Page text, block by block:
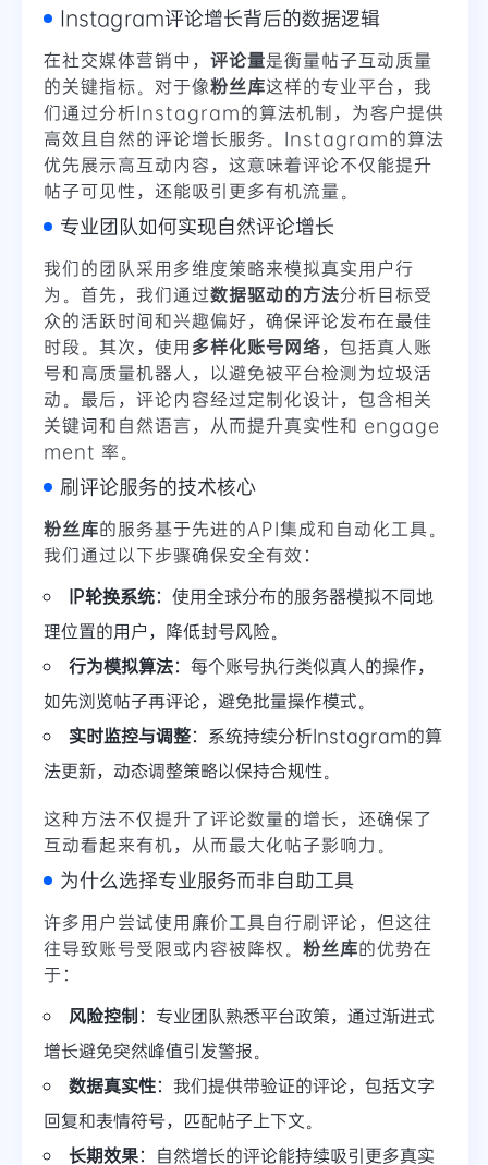
Instagram评论增长背后的数据逻辑
在社交媒体营销中， 评论量是衡量帖子互动质量
的关键指标。对于像粉丝库这样的专业平台，我
们通过分析Instagram的算法机制，为客户提供
高效且自然的评论增长服务。Instagram的算法
优先展示高互动内容，这意味着评论不仅能提升
帖子可见性，还能吸引更多有机流量。
专业团队如何实现自然评论增长
我们的团队采用多维度策略来模拟真实用户行
为。首先，我们通过数据驱动的方法分析目标受
众的活跃时间和兴趣偏好，确保评论发布在最佳
时段。其次，使用多样化账号网络，包括真人账
号和高质量机器人，以避免被平台检测为垃圾活
动。最后，评论内容经过定制化设计，包含相关
关键词和自然语言，从而提升真实性和 engage
ment 率。
刷评论服务的技术核心
粉丝库的服务基于先进的API集成和自动化工具。
我们通过以下步骤确保安全有效：
IP轮换系统：使用全球分布的服务器模拟不同地
理位置的用户，降低封号风险。
行为模拟算法：每个账号执行类似真人的操作，
如先浏览帖子再评论，避免批量操作模式。
实时监控与调整：系统持续分析Instagram的算
法更新，动态调整策略以保持合规性。
这种方法不仅提升了评论数量的增长，还确保了
互动看起来有机，从而最大化帖子影响力。
为什么选择专业服务而非自助工具
许多用户尝试使用廉价工具自行刷评论，但这往
往导致账号受限或内容被降权。 粉丝库的优势在
于：
风险控制：专业团队熟悉平台政策，通过渐进式
增长避免突然峰值引发警报。
数据真实性：我们提供带验证的评论，包括文字
回复和表情符号，匹配帖子上下文。
长期效果：自然增长的评论能持续吸引更多真实